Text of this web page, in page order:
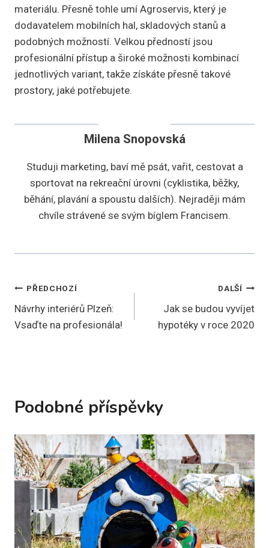
materiálu. Přesně tohle umí Agroservis, který je
dodavatelem mobilních hal, skladových stanů a
podobných možností. Velkou předností jsou
profesionální přístup a široké možnosti kombinací
jednotlivých variant, takže získáte přesně takové
prostory, jaké potřebujete.
Milena Snopovská
Studuji marketing, baví mě psát, vařit, cestovat a
sportovat na rekreační úrovni (cyklistika, běžky,
běhání, plavání a spoustu dalších). Nejraději mám
chvíle strávené se svým bíglem Francisem.
Navigace
pro
PŘEDCHOZÍ
Návrhy interiérů Plzeň:
Vsaďte na profesionála!
DALŠÍ
Jak se budou vyvíjet
hypotéky v roce 2020
Podobné příspěvky